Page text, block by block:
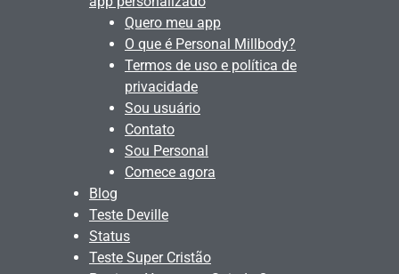
Quero meu app
O que é Personal Millbody?
Termos de uso e política de
privacidade
Sou usuário
Contato
Sou Personal
Comece agora
Blog
Teste Deville
Status
Teste Super Cristão